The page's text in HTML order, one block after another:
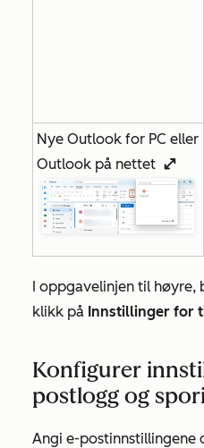
Nye Outlook for PC eller
Outlook på nettet enlargeIcon
I oppgavelinjen til høyre,
klikk på Innstillinger for
Konfigurer
postlogg og
Angi e-postinnstillingene